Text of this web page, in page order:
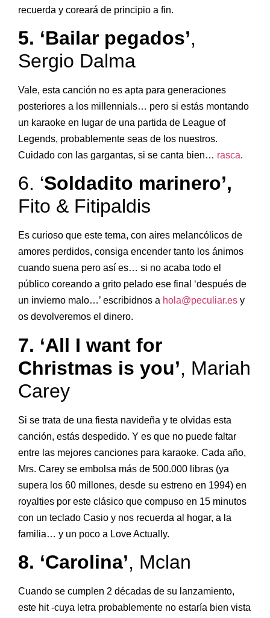
recuerda y coreará de principio a fin.
5. ‘Bailar pegados’,
Sergio Dalma
Vale, esta canción no es apta para generaciones
posteriores a los millennials… pero si estás montando
un karaoke en lugar de una partida de League of
Legends, probablemente seas de los nuestros.
Cuidado con las gargantas, si se canta bien… rasca.
6. ‘Soldadito marinero’,
Fito & Fitipaldis
Es curioso que este tema, con aires melancólicos de
amores perdidos, consiga encender tanto los ánimos
cuando suena pero así es… si no acaba todo el
público coreando a grito pelado ese final ‘después de
un invierno malo…’ escribidnos a hola@peculiar.es y
os devolveremos el dinero.
7. ‘All I want for
Christmas is you’, Mariah
Carey
Si se trata de una fiesta navideña y te olvidas esta
canción, estás despedido. Y es que no puede faltar
entre las mejores canciones para karaoke. Cada año,
Mrs. Carey se embolsa más de 500.000 libras (ya
supera los 60 millones, desde su estreno en 1994) en
royalties por este clásico que compuso en 15 minutos
con un teclado Casio y nos recuerda al hogar, a la
familia… y un poco a Love Actually.
8. ‘Carolina’, Mclan
Cuando se cumplen 2 décadas de su lanzamiento,
este hit -cuya letra probablemente no estaría bien vista